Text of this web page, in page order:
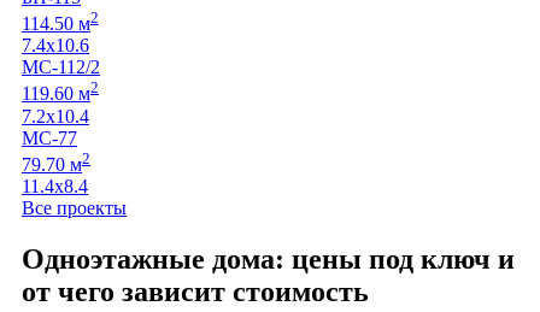
114.50 м2
7.4х10.6
МС-112/2
119.60 м2
7.2х10.4
МС-77
79.70 м2
11.4х8.4
Все проекты
Одноэтажные дома: цены под ключ и
от чего зависит стоимость